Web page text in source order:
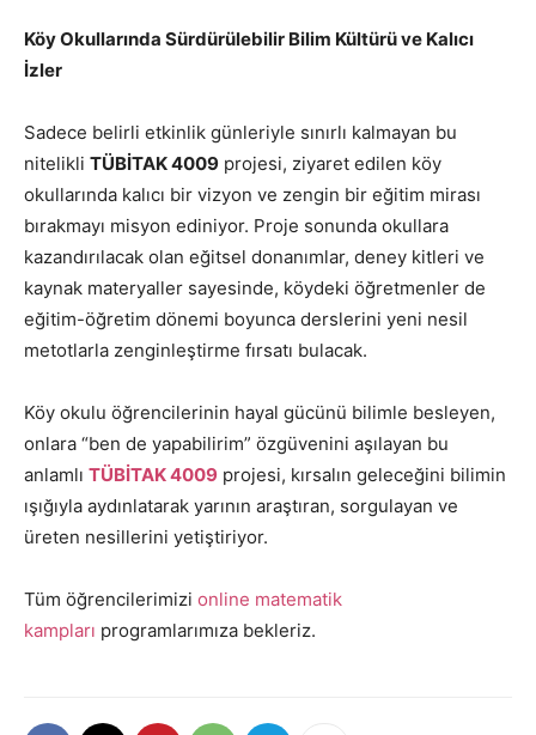
Köy Okullarında Sürdürülebilir Bilim Kültürü ve Kalıcı
İzler
Sadece belirli etkinlik günleriyle sınırlı kalmayan bu
nitelikli TÜBİTAK 4009 projesi, ziyaret edilen köy
okullarında kalıcı bir vizyon ve zengin bir eğitim mirası
bırakmayı misyon ediniyor. Proje sonunda okullara
kazandırılacak olan eğitsel donanımlar, deney kitleri ve
kaynak materyaller sayesinde, köydeki öğretmenler de
eğitim-öğretim dönemi boyunca derslerini yeni nesil
metotlarla zenginleştirme fırsatı bulacak.
Köy okulu öğrencilerinin hayal gücünü bilimle besleyen,
onlara “ben de yapabilirim” özgüvenini aşılayan bu
anlamlı TÜBİTAK 4009 projesi, kırsalın geleceğini bilimin
ışığıyla aydınlatarak yarının araştıran, sorgulayan ve
üreten nesillerini yetiştiriyor.
Tüm öğrencilerimizi online matematik
kampları programlarımıza bekleriz.